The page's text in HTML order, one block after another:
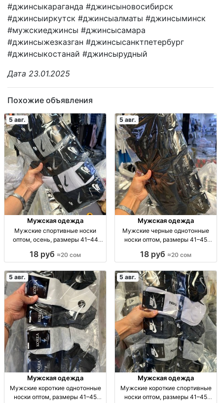
#джинсыкараганда #джинсыновосибирск
#джинсыиркутск #джинсыалматы #джинсыминск
#мужскиеджинсы #джинсысамара
#джинсыжезказган #джинсысанктпетербург
#джинсыкостанай #джинсырудный
Дата 23.01.2025
Похожие объявления
5 авг.
Мужская одежда
Мужские спортивные носки
оптом, осень, размеры 41–44
44, уп. 10 шт., опт.
18 руб ≈20 сом
5 авг.
Мужская одежда
Мужские черные однотонные
носки оптом, размеры 41–45
41–45, уп. 10 пар, опт.
18 руб ≈20 сом
5 авг.
Мужская одежда
Мужские короткие однотонные
носки оптом, размеры 41–45
5 авг.
Мужская одежда
Мужские короткие спортивные
носки оптом, размеры 41–45